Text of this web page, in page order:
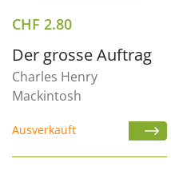
CHF 2.80
Der grosse Auftrag
Charles Henry
Mackintosh
Ausverkauft